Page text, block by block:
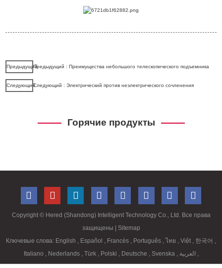
ПредыдущийПредыдущий : Преимущества небольшого телескопического подъемника
СледующийСледующий : Электрический против неэлектрического сочленения
Горячие продукты
Copyright © Hered (Shandong) Intelligent Technology Co., Ltd. Все права
защищены
| Sitemap
Ключевые слова: English , Español , Francés , Português , ไทย , Việt , 한국어 ,
Italiano , Nederlands , Türk , Polski , Deutsche , Svenska , ,